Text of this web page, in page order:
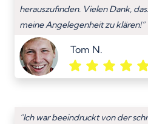
herauszufinden. Vielen Dank,
meine Angelegenheit zu klären!”
Tom N.
“Ich war beeindruckt von der